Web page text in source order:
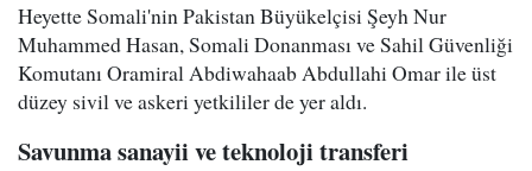
Heyette Somali'nin Pakistan Büyükelçisi Şeyh Nur
Muhammed Hasan, Somali Donanması ve Sahil Güvenliği
Komutanı Oramiral Abdiwahaab Abdullahi Omar ile üst
düzey sivil ve askeri yetkililer de yer aldı.
Savunma sanayii ve teknoloji transferi